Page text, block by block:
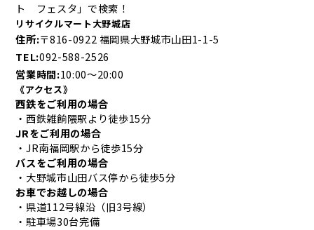
ト フェスタ」で検索！
リサイクルマート大野城店
住所:〒816-0922 福岡県大野城市山田1-1-5
TEL:092-588-2526
営業時間:10:00～20:00
《アクセス》
西鉄をご利用の場合
・西鉄雑餉隈駅より徒歩15分
JRをご利用の場合
・JR南福岡駅から徒歩15分
バスをご利用の場合
・大野城市山田バス停から徒歩5分
お車でお越しの場合
・県道112号線沿（旧3号線）
・駐車場30台完備